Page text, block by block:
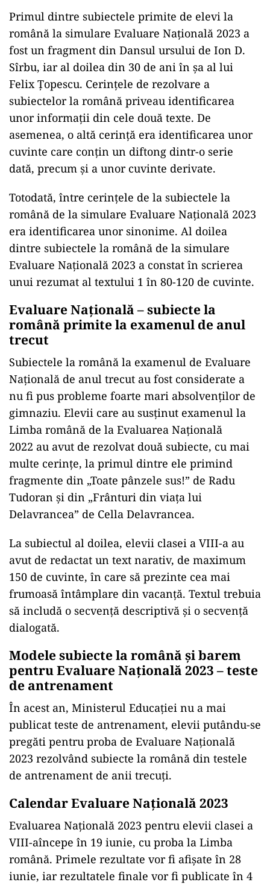
Primul dintre subiectele primite de elevi la
română la simulare Evaluare Națională 2023 a
fost un fragment din Dansul ursului de Ion D.
Sîrbu, iar al doilea din 30 de ani în șa al lui
Felix Țopescu. Cerințele de rezolvare a
subiectelor la română priveau identificarea
unor informații din cele două texte. De
asemenea, o altă cerință era identificarea unor
cuvinte care conțin un diftong dintr-o serie
dată, precum și a unor cuvinte derivate.
Totodată, între cerințele de la subiectele la
română de la simulare Evaluare Națională 2023
era identificarea unor sinonime. Al doilea
dintre subiectele la română de la simulare
Evaluare Națională 2023 a constat în scrierea
unui rezumat al textului 1 în 80-120 de cuvinte.
Evaluare Națională – subiecte la
română primite la examenul de anul
trecut
Subiectele la română la examenul de Evaluare
Națională de anul trecut au fost considerate a
nu fi pus probleme foarte mari absolvenților de
gimnaziu. Elevii care au susținut examenul la
Limba română de la Evaluarea Națională
2022 au avut de rezolvat două subiecte, cu mai
multe cerințe, la primul dintre ele primind
fragmente din „Toate pânzele sus!” de Radu
Tudoran și din „Frânturi din viaţa lui
Delavrancea” de Cella Delavrancea.
La subiectul al doilea, elevii clasei a VIII-a au
avut de redactat un text narativ, de maximum
150 de cuvinte, în care să prezinte cea mai
frumoasă întâmplare din vacanță. Textul trebuia
să includă o secvență descriptivă și o secvență
dialogată.
Modele subiecte la română și barem
pentru Evaluare Națională 2023 – teste
de antrenament
În acest an, Ministerul Educației nu a mai
publicat teste de antrenament, elevii putându-se
pregăti pentru proba de Evaluare Națională
2023 rezolvând subiecte la română din testele
de antrenament de anii trecuți.
Calendar Evaluare Națională 2023
Evaluarea Națională 2023 pentru elevii clasei a
VIII-aîncepe în 19 iunie, cu proba la Limba
română. Primele rezultate vor fi afișate în 28
iunie, iar rezultatele finale vor fi publicate în 4